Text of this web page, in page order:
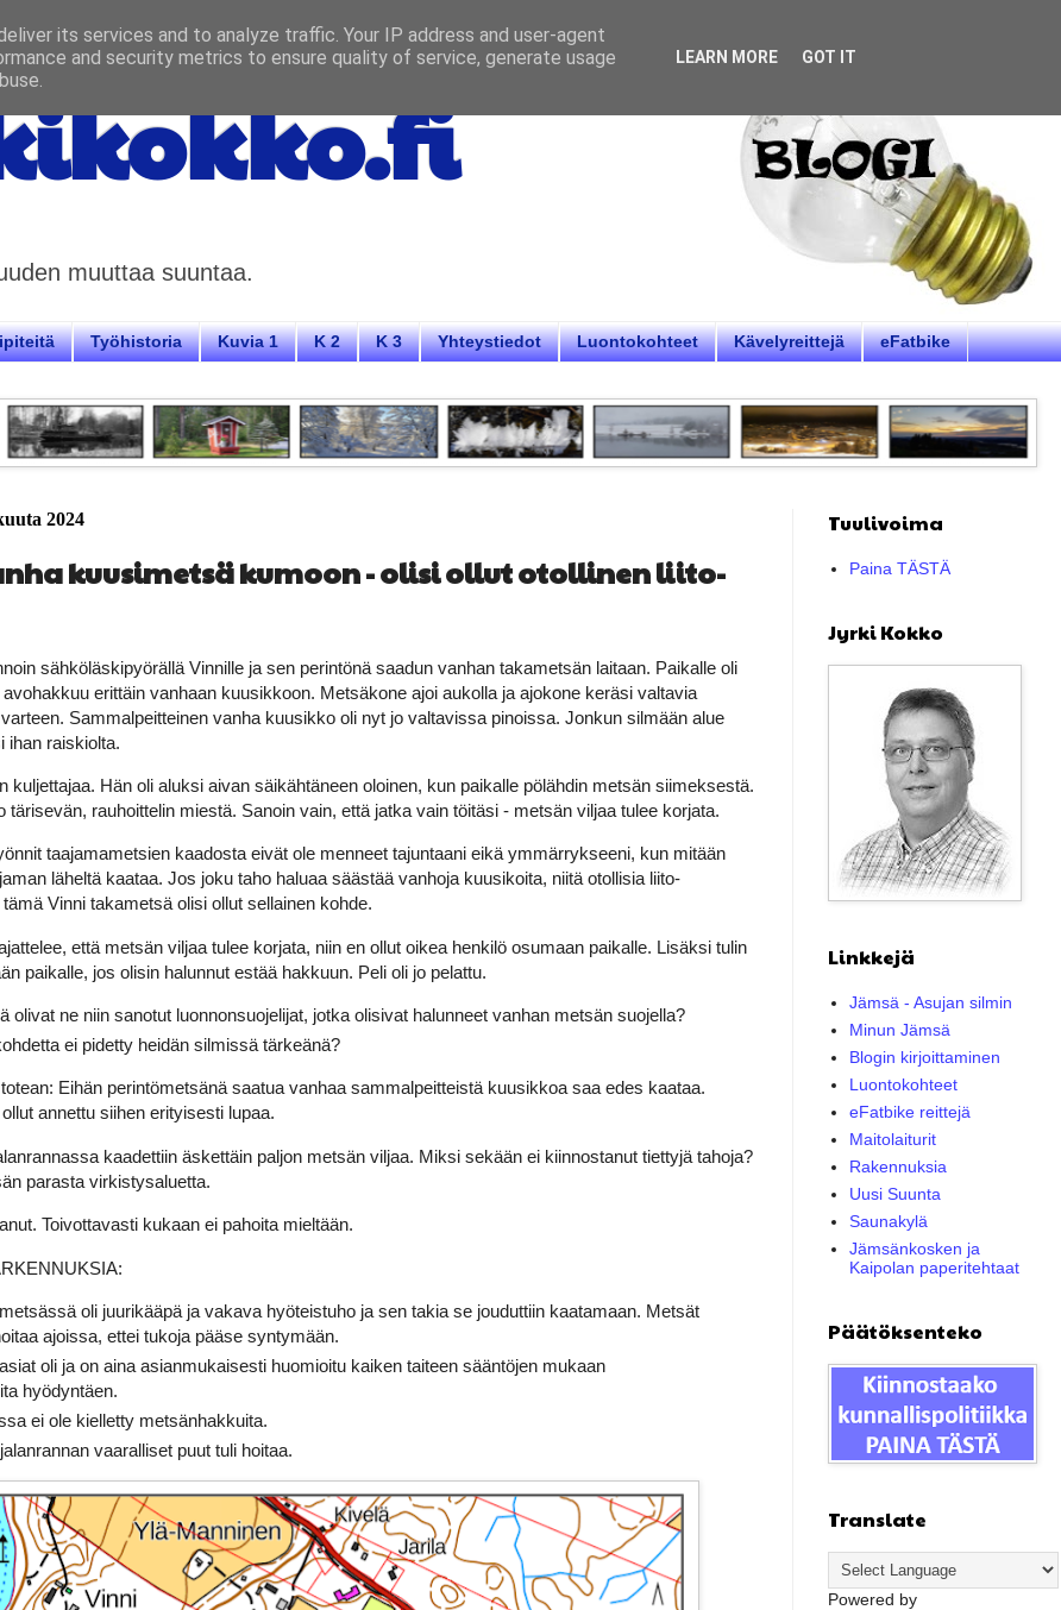
muuttaa suuntaa.
Työhistoria Kuvia 1 K 2 K 3 Yhteystiedot Luontokohteet Kävelyreittejä eFatbike
2024
kuusimetsä kumoon - olisi ollut otollinen liito-
sähköläskipyörällä Vinnille ja sen perintönä saadun vanhan takametsän laitaan. Paikalle oli
erittäin vanhaan kuusikkoon. Metsäkone ajoi aukolla ja ajokone keräsi valtavia
Sammalpeitteinen vanha kuusikko oli nyt jo valtavissa pinoissa. Jonkun silmään alue
ihan raiskiolta.
kuljettajaa. Hän oli aluksi aivan säikähtäneen oloinen, kun paikalle pölähdin metsän siimeksestä.
tärisevän, rauhoittelin miestä. Sanoin vain, että jatka vain töitäsi - metsän viljaa tulee korjata.
taajamametsien kaadosta eivät ole menneet tajuntaani eikä ymmärrykseeni, kun mitään
läheltä kaataa. Jos joku taho haluaa säästää vanhoja kuusikoita, niitä otollisia liito-
Vinni takametsä olisi ollut sellainen kohde.
että metsän viljaa tulee korjata, niin en ollut oikea henkilö osumaan paikalle. Lisäksi tulin
paikalle, jos olisin halunnut estää hakkuun. Peli oli jo pelattu.
olivat ne niin sanotut luonnonsuojelijat, jotka olisivat halunneet vanhan metsän suojella?
ei pidetty heidän silmissä tärkeänä?
Eihän perintömetsänä saatua vanhaa sammalpeitteistä kuusikkoa saa edes kaataa.
annettu siihen erityisesti lupaa.
kaadettiin äskettäin paljon metsän viljaa. Miksi sekään ei kiinnostanut tiettyjä tahoja?
parasta virkistysaluetta.
Toivottavasti kukaan ei pahoita mieltään.
oli juurikääpä ja vakava hyöteistuho ja sen takia se jouduttiin kaatamaan. Metsät
ajoissa, ettei tukoja pääse syntymään.
oli ja on aina asianmukaisesti huomioitu kaiken taiteen sääntöjen mukaan
hyödyntäen.
ei ole kielletty metsänhakkuita.
vaaralliset puut tuli hoitaa.
Tuulivoima
Paina TÄSTÄ
Jyrki Kokko
Linkkejä
Jämsä - Asujan silmin
Minun Jämsä
Blogin kirjoittaminen
Luontokohteet
eFatbike reittejä
Maitolaiturit
Rakennuksia
Uusi Suunta
Saunakylä
Jämsänkosken ja
Kaipolan paperitehtaat
Päätöksenteko
Translate
Powered by
its services and to analyze traffic. Your IP address and user-agent
and security metrics to ensure quality of service, generate usage
LEARN MORE GOT IT